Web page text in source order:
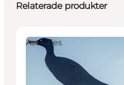
Relaterade produkter
Activities